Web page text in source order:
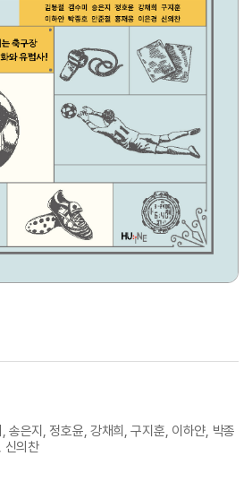
송은지, 정호윤, 강채희, 구지훈, 이하얀, 박종
신의찬